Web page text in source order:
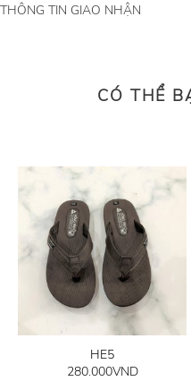
THÔNG TIN GIAO NHẬN
CÓ THỂ
HE5
280.000VND